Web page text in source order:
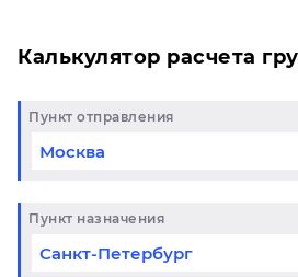
Калькулятор расчета
Пункт отправления
Пункт назначения